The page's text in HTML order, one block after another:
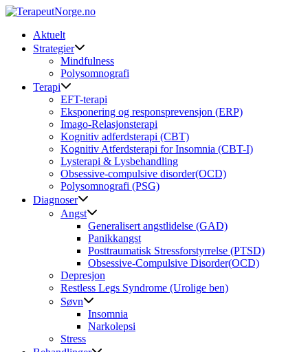
Skip
contentAktuelt
Strategier
Mindfulness
Polysomnografi
Terapi
EFT-terapi
Eksponering og responsprevensjon (ERP)
Imago-Relasjonsterapi
Kognitiv adferdsterapi (CBT)
Kognitiv Atferdsterapi for Insomnia (CBT-I)
Lysterapi & Lysbehandling
Obsessive-compulsive disorder(OCD)
Polysomnografi (PSG)
Diagnoser
Angst
Generalisert angstlidelse (GAD)
Panikkangst
Posttraumatisk Stressforstyrrelse (PTSD)
Obsessive-Compulsive Disorder(OCD)
Depresjon
Restless Legs Syndrome (Urolige ben)
Søvn
Insomnia
Narkolepsi
Stress